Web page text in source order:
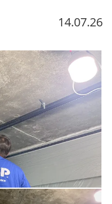
14.07.26